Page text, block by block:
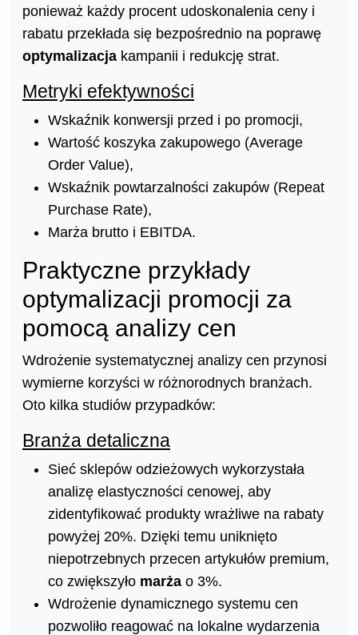
ponieważ każdy procent udoskonalenia ceny i
rabatu przekłada się bezpośrednio na poprawę
optymalizacja kampanii i redukcję strat.
Metryki efektywności
Wskaźnik konwersji przed i po promocji,
Wartość koszyka zakupowego (Average
Order Value),
Wskaźnik powtarzalności zakupów (Repeat
Purchase Rate),
Marża brutto i EBITDA.
Praktyczne przykłady
optymalizacji promocji za
pomocą analizy cen
Wdrożenie systematycznej analizy cen przynosi
wymierne korzyści w różnorodnych branżach.
Oto kilka studiów przypadków:
Branża detaliczna
Sieć sklepów odzieżowych wykorzystała
analizę elastyczności cenowej, aby
zidentyfikować produkty wrażliwe na rabaty
powyżej 20%. Dzięki temu uniknięto
niepotrzebnych przecen artykułów premium,
co zwiększyło marża o 3%.
Wdrożenie dynamicznego systemu cen
pozwoliło reagować na lokalne wydarzenia